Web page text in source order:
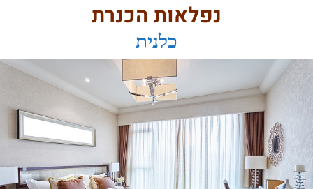
נפלאות הכנרת
כלנית